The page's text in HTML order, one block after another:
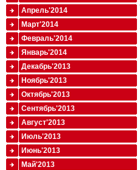
Апрель'2014
Март'2014
Февраль'2014
Январь'2014
Декабрь'2013
Ноябрь'2013
Октябрь'2013
Сентябрь'2013
Август'2013
Июль'2013
Июнь'2013
Май'2013